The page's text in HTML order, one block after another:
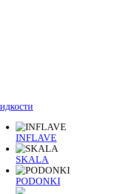
INFLAVE
SKALA
PODONKI